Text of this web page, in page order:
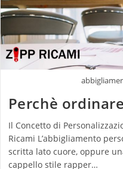
Perchè
Il Concetto di
Ricami L’abbigliamento
scritta lato cuore, oppure
cappello stile rapper…